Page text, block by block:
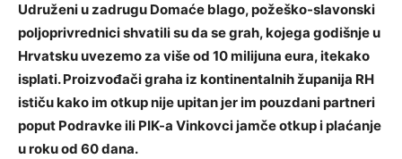
Udruženi u zadrugu Domaće blago, požeško-slavonski
poljoprivrednici shvatili su da se grah, kojega godišnje u
Hrvatsku uvezemo za više od 10 milijuna eura, itekako
isplati. Proizvođači graha iz kontinentalnih županija RH
ističu kako im otkup nije upitan jer im pouzdani partneri
poput Podravke ili PIK-a Vinkovci jamče otkup i plaćanje
u roku od 60 dana.